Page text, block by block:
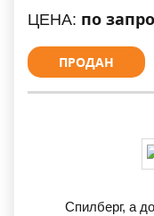
ЦЕНА: по
ПРОДАН
Спилберг, а